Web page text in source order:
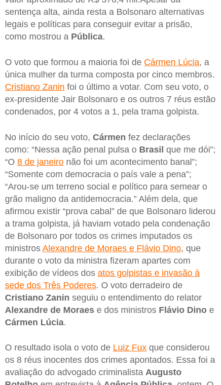
sentença alta, ainda resta a Bolsonaro alternativas
legais e políticas para conseguir evitar a prisão,
como mostrou a Pública.
O voto que formou a maioria foi de Cármen Lúcia, a
única mulher da turma composta por cinco membros.
Cristiano Zanin foi o último a votar. Com seu voto, o
ex-presidente Jair Bolsonaro e os outros 7 réus estão
condenados, por 4 votos a 1, pela trama golpista.
No início do seu voto, Cármen fez declarações
como: “Nessa ação penal pulsa o Brasil que me dói”;
“O 8 de janeiro não foi um acontecimento banal”;
“Somente com democracia o país vale a pena”;
“Arou-se um terreno social e político para semear o
grão maligno da antidemocracia.” Além dela, que
afirmou existir “prova cabal” de que Bolsonaro liderou
a trama golpista, já haviam votado pela condenação
de Bolsonaro por todos os crimes imputados os
ministros Alexandre de Moraes e Flávio Dino, que
durante o voto da ministra fizeram apartes com
exibição de vídeos dos atos golpistas e invasão à
sede dos Três Poderes. O voto derradeiro de
Cristiano Zanin seguiu o entendimento do relator
Alexandre de Moraes e dos ministros Flávio Dino e
Cármen Lúcia.
O resultado isola o voto de Luiz Fux que considerou
os 8 réus inocentes dos crimes apontados. Essa foi a
avaliação do advogado criminalista Augusto